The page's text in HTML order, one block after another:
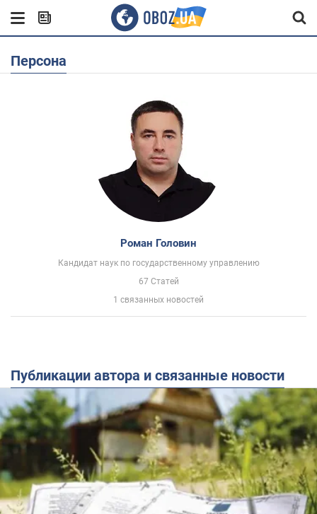
Персона
Роман Головин
Кандидат наук по государственному управлению
67 Статей
1 связанных новостей
Публикации автора и связанные новости